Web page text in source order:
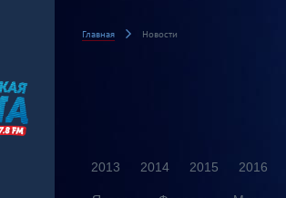
Главная Новости
2013 2014 2015 2016